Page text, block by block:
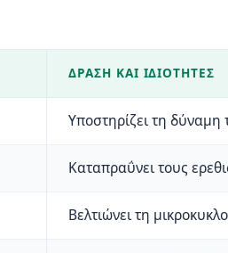
ΔΡΆΣΗ ΚΑΙ ΙΔΙΌΤΗΤΕΣ
Υποστηρίζει τη δύναμη
Καταπραΰνει τους
Βελτιώνει τη